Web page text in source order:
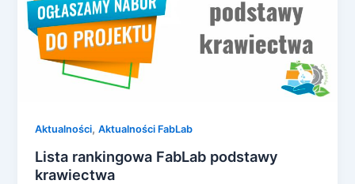
Aktualności,Aktualności FabLab
Lista rankingowa FabLab podstawy
krawiectwa